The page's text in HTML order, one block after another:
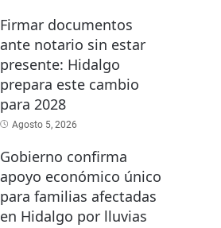
Firmar documentos
ante notario sin estar
presente: Hidalgo
prepara este cambio
para 2028
Agosto 5, 2026
Gobierno confirma
apoyo económico único
para familias afectadas
en Hidalgo por lluvias